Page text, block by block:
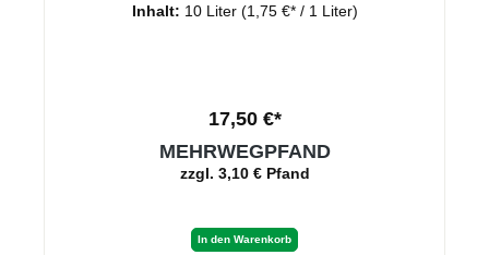
Inhalt: 10 Liter (1,75 €* / 1 Liter)
17,50 €*
MEHRWEGPFAND
zzgl. 3,10 € Pfand
In den Warenkorb